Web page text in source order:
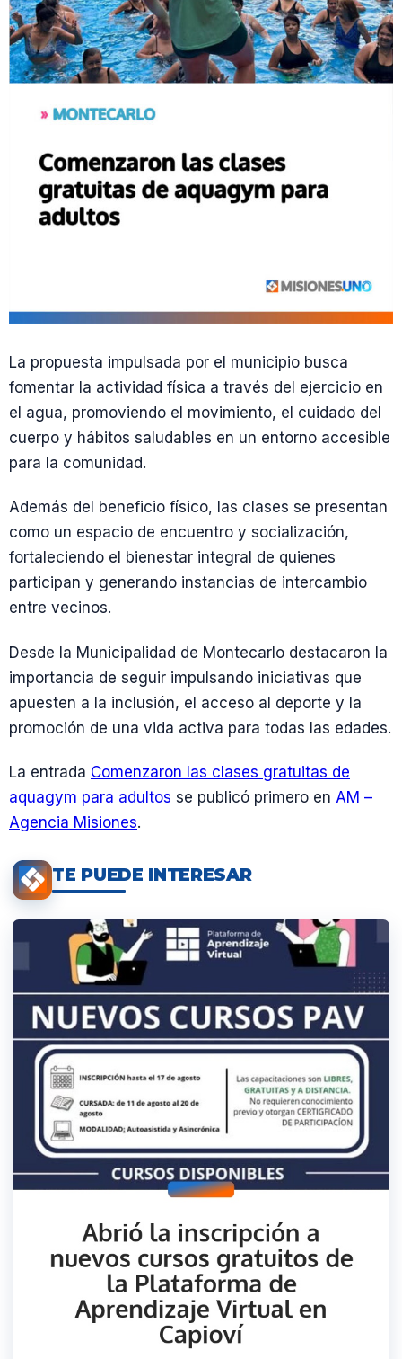
La propuesta impulsada por el municipio busca
fomentar la actividad física a través del ejercicio en
el agua, promoviendo el movimiento, el cuidado del
cuerpo y hábitos saludables en un entorno accesible
para la comunidad.
Además del beneficio físico, las clases se presentan
como un espacio de encuentro y socialización,
fortaleciendo el bienestar integral de quienes
participan y generando instancias de intercambio
entre vecinos.
Desde la Municipalidad de Montecarlo destacaron la
importancia de seguir impulsando iniciativas que
apuesten a la inclusión, el acceso al deporte y la
promoción de una vida activa para todas las edades.
La entrada Comenzaron las clases gratuitas de
aquagym para adultos se publicó primero en AM –
Agencia Misiones.
TE PUEDE INTERESAR